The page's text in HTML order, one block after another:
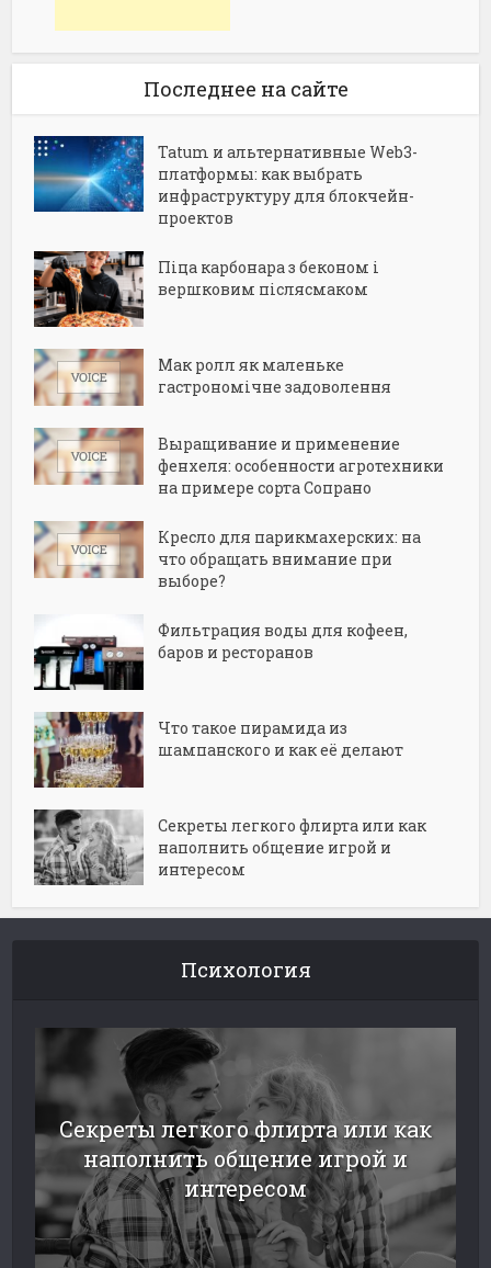
Последнее на сайте
Tatum и альтернативные Web3-
платформы: как выбрать
инфраструктуру для блокчейн-
проектов
Піца карбонара з беконом і
вершковим післясмаком
Мак ролл як маленьке
гастрономічне задоволення
Выращивание и применение
фенхеля: особенности агротехники
на примере сорта Сопрано
Кресло для парикмахерских: на
что обращать внимание при
выборе?
Фильтрация воды для кофеен,
баров и ресторанов
Что такое пирамида из
шампанского и как её делают
Секреты легкого флирта или как
наполнить общение игрой и
интересом
Психология
Секреты легкого флирта или как
наполнить общение игрой и
интересом